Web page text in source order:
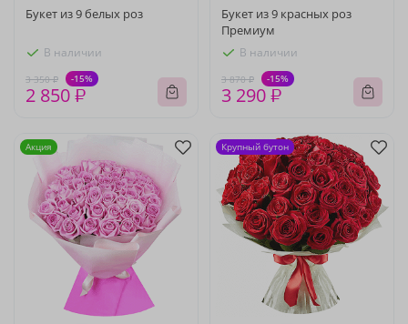
Букет из 9 белых роз
В наличии
3 350 ₽ -15%
2 850 ₽
Букет из 9 красных роз
Премиум
В наличии
3 870 ₽ -15%
3 290 ₽
Акция Крупный бутон